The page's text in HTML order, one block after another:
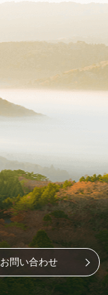
お問い合わせ